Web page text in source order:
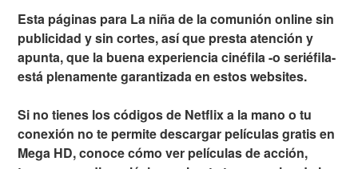
Esta páginas para La niña de la comunión online sin
publicidad y sin cortes, así que presta atención y
apunta, que la buena experiencia cinéfila -o seriéfila-
está plenamente garantizada en estos websites.
Si no tienes los códigos de Netflix a la mano o tu
conexión no te permite descargar películas gratis en
Mega HD, conoce cómo ver películas de acción,